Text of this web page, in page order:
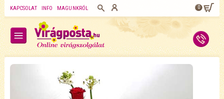
KAPCSOLAT INFO MAGUNKRÓL 0